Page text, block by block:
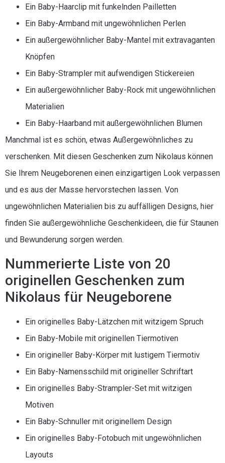
Ein Baby-Haarclip mit funkelnden Pailletten
Ein Baby-Armband mit ungewöhnlichen Perlen
Ein außergewöhnlicher Baby-Mantel mit extravaganten
Knöpfen
Ein Baby-Strampler mit aufwendigen Stickereien
Ein außergewöhnlicher Baby-Rock mit ungewöhnlichen
Materialien
Ein Baby-Haarband mit außergewöhnlichen Blumen
Manchmal ist es schön, etwas Außergewöhnliches zu
verschenken. Mit diesen Geschenken zum Nikolaus können
Sie Ihrem Neugeborenen einen einzigartigen Look verpassen
und es aus der Masse hervorstechen lassen. Von
ungewöhnlichen Materialien bis zu auffälligen Designs, hier
finden Sie außergewöhnliche Geschenkideen, die für Staunen
und Bewunderung sorgen werden.
Nummerierte Liste von 20
originellen Geschenken zum
Nikolaus für Neugeborene
Ein originelles Baby-Lätzchen mit witzigem Spruch
Ein Baby-Mobile mit originellen Tiermotiven
Ein origineller Baby-Körper mit lustigem Tiermotiv
Ein Baby-Namensschild mit origineller Schriftart
Ein originelles Baby-Strampler-Set mit witzigen
Motiven
Ein Baby-Schnuller mit originellem Design
Ein originelles Baby-Fotobuch mit ungewöhnlichen
Layouts